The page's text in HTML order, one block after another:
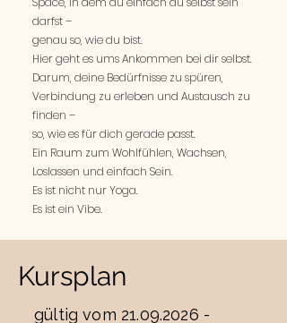
darfst –
genau so, wie du bist.
Hier geht es ums Ankommen bei dir selbst.
Darum, deine Bedürfnisse zu spüren,
Verbindung zu erleben und Austausch zu
finden –
so, wie es für dich gerade passt.
Ein Raum zum Wohlfühlen, Wachsen,
Loslassen und einfach Sein.
Es ist nicht nur Yoga.
Es ist ein Vibe.
Kursplan
gültig vom 21.09.2026 -